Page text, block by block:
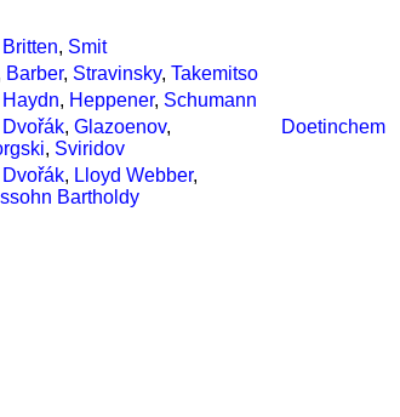
Britten, Smit
Barber, Stravinsky, Takemitso
Haydn, Heppener, Schumann
Dvořák, Glazoenov,
, Sviridov
Doetinchem
Dvořák, Lloyd Webber,
Bartholdy